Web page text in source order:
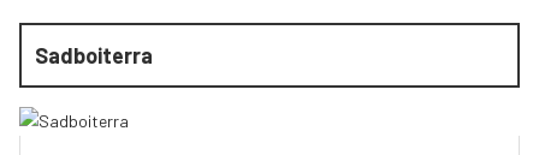
Sadboiterra